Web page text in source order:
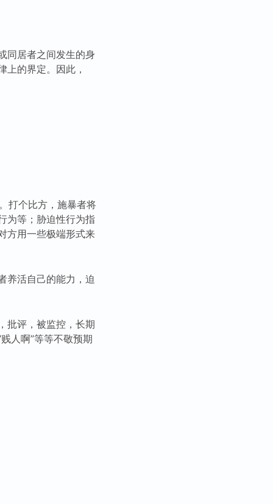
同居者之间发生的身
上的界定。因此，
打个比方，施暴者将
为等；胁迫性行为指
方用一些极端形式来
养活自己的能力，迫
批评，被监控，长期
人啊”等等不敬预期